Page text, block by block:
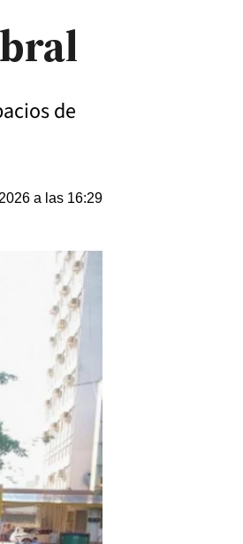
de
a las 16:29